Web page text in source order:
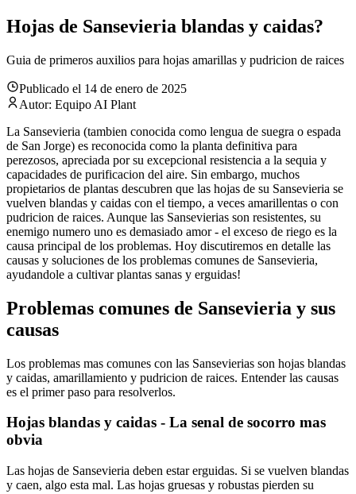
Hojas de Sansevieria blandas y caidas?
Guia de primeros auxilios para hojas amarillas y pudricion de raices
Publicado el 14 de enero de 2025
Autor: Equipo AI Plant
La Sansevieria (tambien conocida como lengua de suegra o espada
de San Jorge) es reconocida como la planta definitiva para
perezosos, apreciada por su excepcional resistencia a la sequia y
capacidades de purificacion del aire. Sin embargo, muchos
propietarios de plantas descubren que las hojas de su Sansevieria se
vuelven blandas y caidas con el tiempo, a veces amarillentas o con
pudricion de raices. Aunque las Sansevierias son resistentes, su
enemigo numero uno es demasiado amor - el exceso de riego es la
causa principal de los problemas. Hoy discutiremos en detalle las
causas y soluciones de los problemas comunes de Sansevieria,
ayudandole a cultivar plantas sanas y erguidas!
Problemas comunes de Sansevieria y sus
causas
Los problemas mas comunes con las Sansevierias son hojas blandas
y caidas, amarillamiento y pudricion de raices. Entender las causas
es el primer paso para resolverlos.
Hojas blandas y caidas - La senal de socorro mas
obvia
Las hojas de Sansevieria deben estar erguidas. Si se vuelven blandas
y caen, algo esta mal. Las hojas gruesas y robustas pierden su